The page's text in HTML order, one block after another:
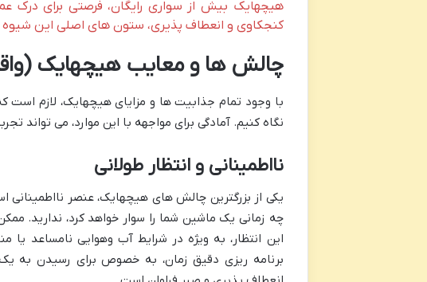
هیچهایک بیش از سواری رایگان، فرصتی برای درک
کنجکاوی و انعطاف پذیری، ستون های اصلی این شیوه
چالش ها و معایب هیچهایک
با وجود تمام جذابیت ها و مزایای هیچهایک، لازم است
نگاه کنیم. آمادگی برای مواجهه با این موارد، می تواند
نااطمینانی و انتظار طولانی
یکی از بزرگترین چالش های هیچهایک، عنصر
چه زمانی یک ماشین شما را سوار خواهد کرد، ندارید.
این انتظار، به ویژه در شرایط آب وهوایی نامساعد یا
برنامه ریزی دقیق زمان، به خصوص برای رسیدن به یک